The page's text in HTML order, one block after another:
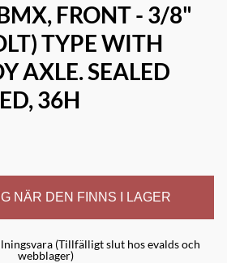
FRONT - 3/8"
TYPE WITH
AXLE. SEALED
36H
NÄR DEN FINNS I LAGER
(Tillfälligt slut hos evalds och
webblager)